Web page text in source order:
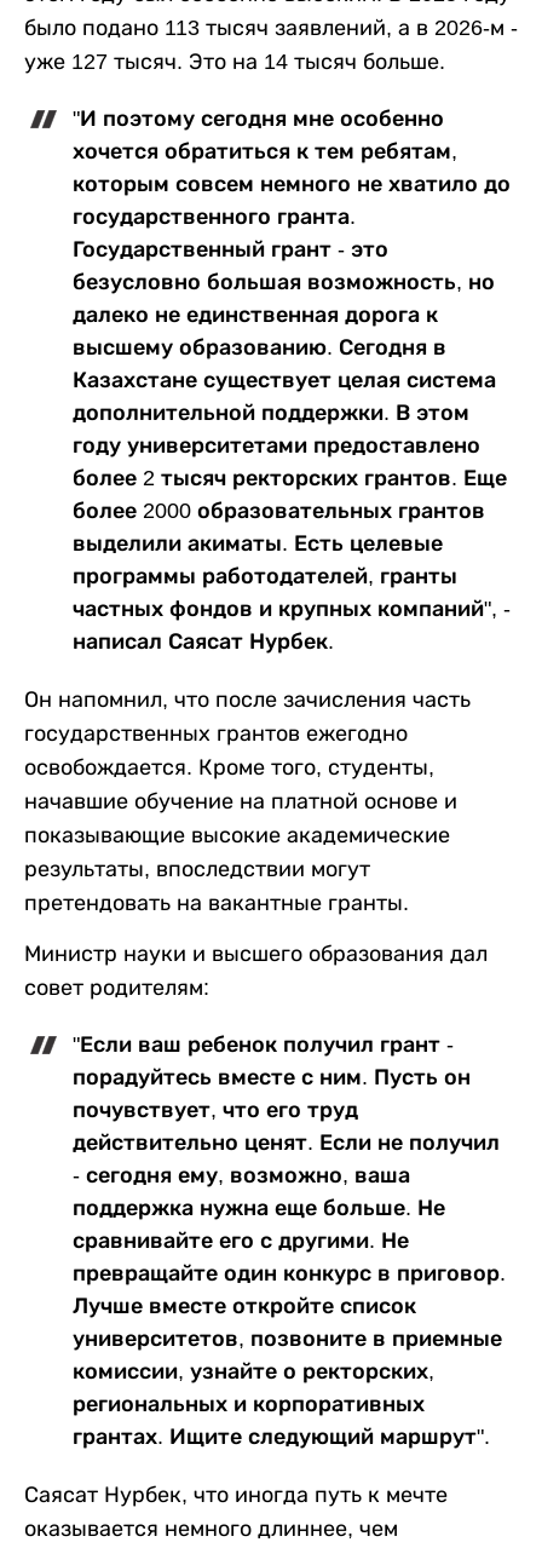
было подано 113 тысяч заявлений, а в 2026-м -
уже 127 тысяч. Это на 14 тысяч больше.
"И поэтому сегодня мне особенно
хочется обратиться к тем ребятам,
которым совсем немного не хватило до
государственного гранта.
Государственный грант - это
безусловно большая возможность, но
далеко не единственная дорога к
высшему образованию. Сегодня в
Казахстане существует целая система
дополнительной поддержки. В этом
году университетами предоставлено
более 2 тысяч ректорских грантов. Еще
более 2000 образовательных грантов
выделили акиматы. Есть целевые
программы работодателей, гранты
частных фондов и крупных компаний", -
написал Саясат Нурбек.
Он напомнил, что после зачисления часть
государственных грантов ежегодно
освобождается. Кроме того, студенты,
начавшие обучение на платной основе и
показывающие высокие академические
результаты, впоследствии могут
претендовать на вакантные гранты.
Министр науки и высшего образования дал
совет родителям:
"Если ваш ребенок получил грант -
порадуйтесь вместе с ним. Пусть он
почувствует, что его труд
действительно ценят. Если не получил
- сегодня ему, возможно, ваша
поддержка нужна еще больше. Не
сравнивайте его с другими. Не
превращайте один конкурс в приговор.
Лучше вместе откройте список
университетов, позвоните в приемные
комиссии, узнайте о ректорских,
региональных и корпоративных
грантах. Ищите следующий маршрут".
Саясат Нурбек, что иногда путь к мечте
оказывается немного длиннее, чем